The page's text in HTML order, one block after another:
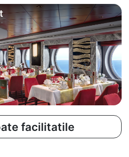
facilitatile